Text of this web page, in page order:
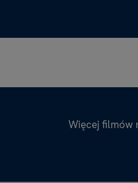
Więcej filmów